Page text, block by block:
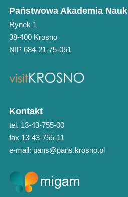
Państwowa Akademia
Rynek 1
38-400 Krosno
NIP 684-21-75-051
Kontakt
tel. 13-43-755-00
fax 13-43-755-11
e-mail: pans@pans.krosno.pl